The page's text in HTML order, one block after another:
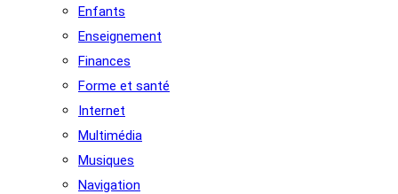
Enfants
Enseignement
Finances
Forme et santé
Internet
Multimédia
Musiques
Navigation